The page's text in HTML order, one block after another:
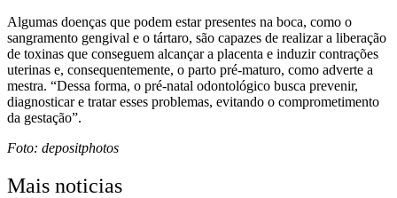
Algumas doenças que podem estar presentes na boca, como o
sangramento gengival e o tártaro, são capazes de realizar a liberação
de toxinas que conseguem alcançar a placenta e induzir contrações
uterinas e, consequentemente, o parto pré-maturo, como adverte a
mestra. “Dessa forma, o pré-natal odontológico busca prevenir,
diagnosticar e tratar esses problemas, evitando o comprometimento
da gestação”.
Foto: depositphotos
Mais noticias